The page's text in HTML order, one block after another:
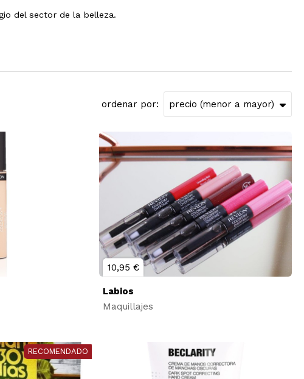
del sector de la belleza.
ordenar por:
Labios
Maquillajes
10,95 €